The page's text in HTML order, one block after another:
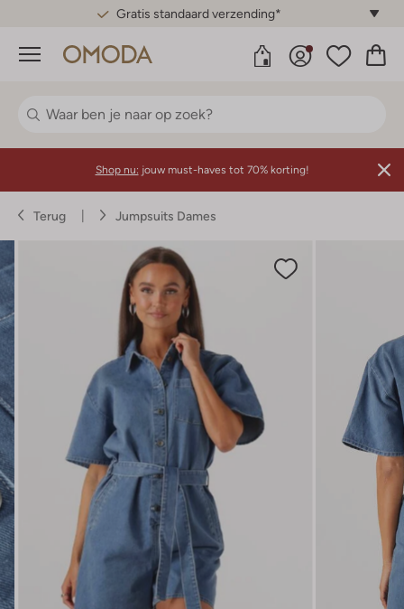
Gratis standaard verzending*
Menu
Shop nu: jouw must-haves tot 70% korting!
Terug Jumpsuits Dames